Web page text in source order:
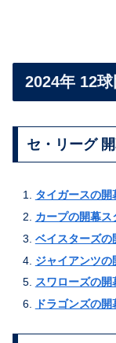
2024年 12
セ・リーグ
タイガースの開
カープの開幕ス
ベイスターズの
ジャイアンツの
スワローズの開
ドラゴンズの